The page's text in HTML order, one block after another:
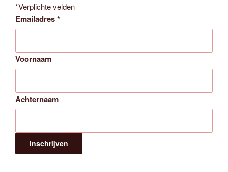
*Verplichte velden
Emailadres*
Voornaam
Achternaam